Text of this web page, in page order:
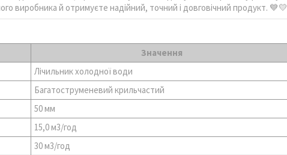
виробника й отримуєте надійний, точний і довговічний продукт. 💙💛
Значення
Лічильник холодної води
Багатоструменевий крильчастий
50 мм
15,0 м3/год
30 м3/год